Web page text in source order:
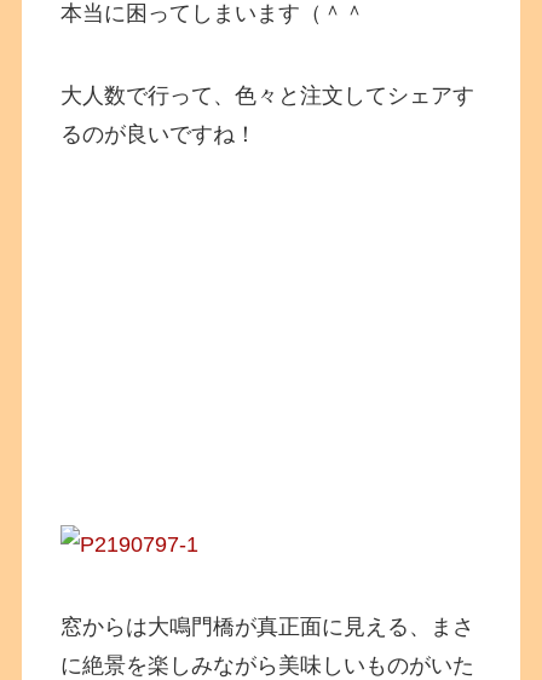
本当に困ってしまいます（＾＾
大人数で行って、色々と注文してシェアす
るのが良いですね！
窓からは大鳴門橋が真正面に見える、まさ
に絶景を楽しみながら美味しいものがいた